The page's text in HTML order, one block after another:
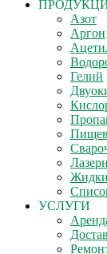
Азот
Аргон
Гелий
УСЛУГИ